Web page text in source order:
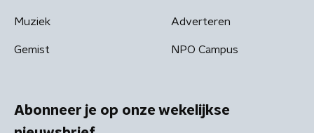
Muziek
Gemist
Adverteren
NPO Campus
Abonneer je op onze wekelijkse